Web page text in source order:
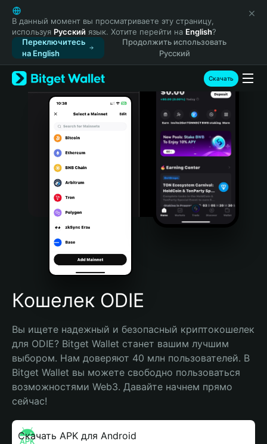
English
日本語
Tiếng Việt
Русский
Español (Latinoamérica)
Türkçe
Italiano
Português (Portugal)
Bahasa Indonesia
Português (Brasil)
Español (Argentina)
В данный момент вы просматриваете эту страницу,
используя Русский язык. Хотите перейти на English?
Переключитесь
на English
Продолжить использовать
Русский
Скачать
Кошелек ODIE
Вы ищете надежный и безопасный криптокошелек
для ODIE? Bitget Wallet станет вашим лучшим
выбором. Нам доверяют 40 млн пользователей. В
Bitget Wallet вы можете свободно пользоваться
возможностями Web3. Давайте начнем прямо
сейчас!
Скачать APK для Android